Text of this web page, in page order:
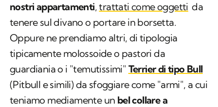
nostri appartamenti,trattati come oggetti da
tenere sul divano o portare in borsetta.
Oppure ne prendiamo altri, di tipologia
tipicamente molossoide o pastori da
guardiania o i "temutissimi" Terrier di tipo Bull
(Pitbull e simili) da sfoggiare come "armi", a cui
teniamo mediamente un bel collare a